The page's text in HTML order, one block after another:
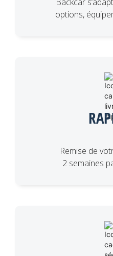
Backcar
options,
Remise de
2 semaines